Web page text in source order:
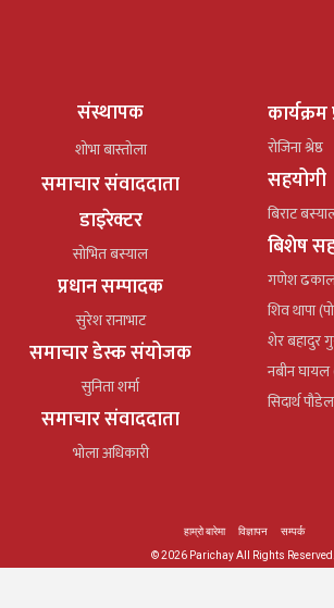
संस्थापक
शोभा बास्तोला
समाचार संवाददाता
डाइरेक्टर
सोभित बस्याल
प्रधान सम्पादक
सुरेश रानाभाट
समाचार डेस्क संयोजक
सुनिता शर्मा
समाचार संवाददाता
भोला अधिकारी
कार्यक्रम
रोजिना श्रेष्ठ
सहयोगी
बिराट
बिशेष
गणेश ढकाल
शिव थापा
शेर बहादुर
नबीन घायल
सिदार्थ
हाम्रो बारेमा विज्ञापन
सम्पर्क
© 2026 Parichay All Rights Reserved.